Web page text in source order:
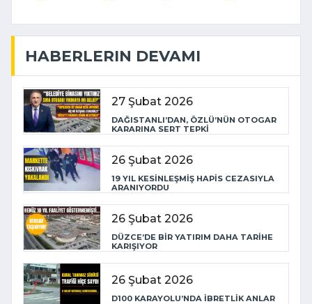
HABERLERIN DEVAMI
27 Şubat 2026
DAĞISTANLI’DAN, ÖZLÜ’NÜN OTOGAR
KARARINA SERT TEPKİ
26 Şubat 2026
19 YIL KESİNLEŞMİŞ HAPİS CEZASIYLA
ARANIYORDU
26 Şubat 2026
DÜZCE’DE BİR YATIRIM DAHA TARİHE
KARIŞIYOR
26 Şubat 2026
D100 KARAYOLU’NDA İBRETLİK ANLAR